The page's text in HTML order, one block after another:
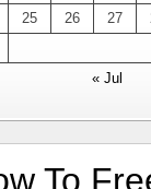
25 26 27
« Jul
To